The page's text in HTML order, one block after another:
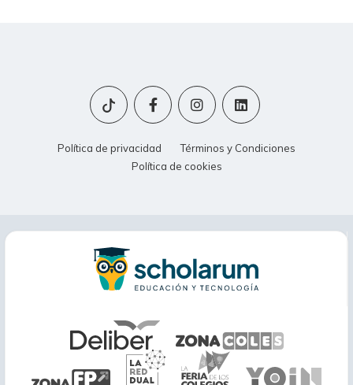
Política de privacidad
Términos y Condiciones
Política de cookies